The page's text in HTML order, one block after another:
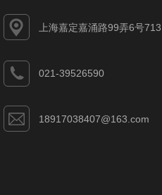
上海嘉定嘉涌路99弄6号713
021-39526590
18917038407@163.com